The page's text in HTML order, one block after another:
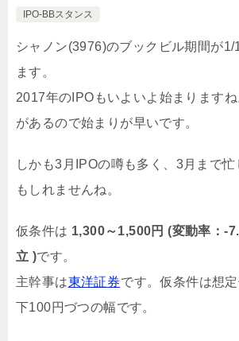
IPO-BBスタンス
シャノン(3976)のブックビル期間が1/
ます。
2017年のIPOもいよいよ始まります
があるので始まりが早いです。
しかも3月IPOの噂も多く、3月まで
もしれませんね。
仮条件は 1,300～1,500円 (変動率：-
立 )です。
主幹事は東洋証券です。仮条件は想
下100円づつの幅です。